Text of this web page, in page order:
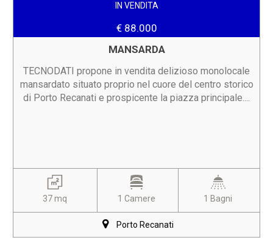
IN VENDITA
€ 88.000
MANSARDA
TECNODATI propone in vendita delizioso monolocale
mansardato situato proprio nel cuore del centro storico
di Porto Recanati e prospicente la piazza principale....
37 mq 1 Camere 1 Bagni
Porto Recanati